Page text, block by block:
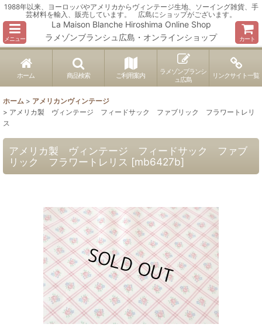
1988年以来、ヨーロッパやアメリカからヴィンテージ生地、ソーイング雑貨、手
芸材料を輸入、販売しています。 広島にショップがございます。
メニュー
La Maison Blanche Hiroshima Online Shop
ラメゾンブランシュ広島・オンラインショップ
カート
ホーム 商品検索 ご利用案内
ラメゾンブランシ
ュ広島
リンクサイト一覧
ホーム > アメリカンヴィンテージ
> アメリカ製 ヴィンテージ フィードサック ファブリック フラワートレリ
ス
アメリカ製 ヴィンテージ フィードサック ファブ
リック フラワートレリス [mb6427b]